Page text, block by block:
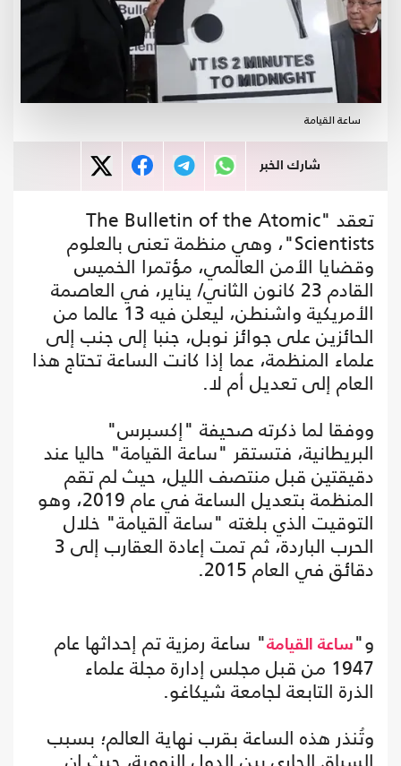
ساعة القيامة
شارك الخبر
تعقد "The Bulletin of the Atomic
Scientists"، وهي منظمة تعنى بالعلوم
وقضايا الأمن العالمي، مؤتمرا الخميس
القادم 23 كانون الثاني/ يناير، في العاصمة
الأمريكية واشنطن، ليعلن فيه 13 عالما من
الحائزين على جوائز نوبل، جنبا إلى جنب إلى
علماء المنظمة، عما إذا كانت الساعة تحتاج هذا
العام إلى تعديل أم لا.
ووفقا لما ذكرته صحيفة "إكسبرس"
البريطانية، فتستقر "ساعة القيامة" حاليا عند
دقيقتين قبل منتصف الليل، حيث لم تقم
المنظمة بتعديل الساعة في عام 2019، وهو
التوقيت الذي بلغته "ساعة القيامة" خلال
الحرب الباردة، ثم تمت إعادة العقارب إلى 3
دقائق في العام 2015.
و" ساعة القيامة" ساعة رمزية تم إحداثها عام
1947 من قبل مجلس إدارة مجلة علماء
الذرة التابعة لجامعة شيكاغو.
وتُنذر هذه الساعة بقرب نهاية العالم؛ بسبب